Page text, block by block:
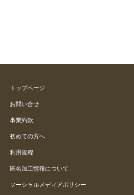
トップページ
お問い合せ
事業約款
初めての方へ
利用規程
匿名加工情報について
ソーシャルメディアポリシー